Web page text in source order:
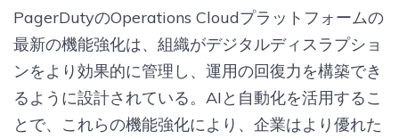
PagerDutyのOperations Cloudプラットフォームの
最新の機能強化は、組織がデジタルディスラプショ
ンをより効果的に管理し、運用の回復力を構築でき
るように設計されている。AIと自動化を活用するこ
とで、これらの機能強化により、企業はより優れた